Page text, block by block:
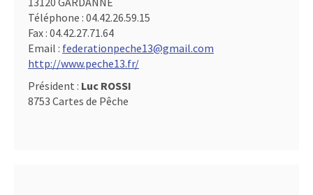
Téléphone : 04.42.26.59.15
Fax : 04.42.27.71.64
Email : federationpeche13@gmail.com
http://www.peche13.fr/
Président : Luc ROSSI
8753 Cartes de Pêche